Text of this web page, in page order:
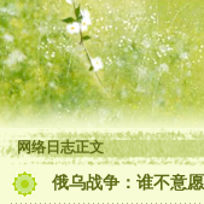
网络日志正文
俄乌战争：谁不意